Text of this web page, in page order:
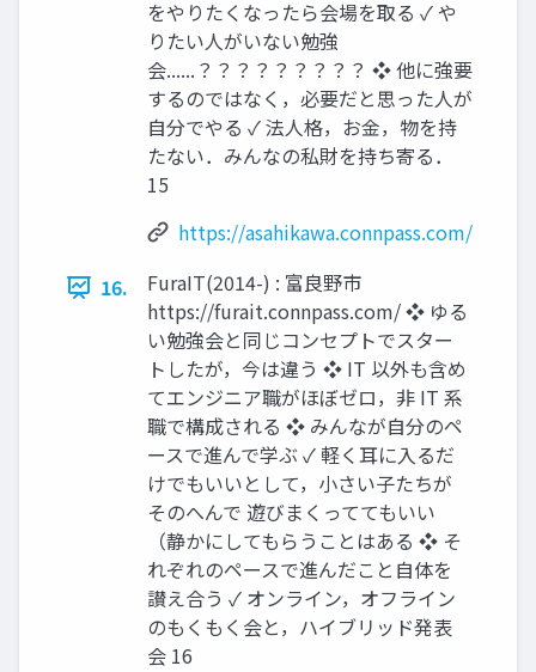
をやりたくなったら会場を取る ✓ や
りたい人がいない勉強
会......？？？？？？？？？ ❖ 他に強要
するのではなく，必要だと思った人が
自分でやる ✓ 法人格，お金，物を持
たない．みんなの私財を持ち寄る．
15
https://asahikawa.connpass.com/
16.
FuraIT(2014-) : 富良野市
https://furait.connpass.com/ ❖ ゆる
い勉強会と同じコンセプトでスター
トしたが，今は違う ❖ IT 以外も含め
てエンジニア職がほぼゼロ，非 IT 系
職で構成される ❖ みんなが自分のペ
ースで進んで学ぶ ✓ 軽く耳に入るだ
けでもいいとして，小さい子たちが
そのへんで 遊びまくっててもいい
（静かにしてもらうことはある ❖ そ
れぞれのペースで進んだこと自体を
讃え合う ✓ オンライン，オフライン
のもくもく会と，ハイブリッド発表
会 16